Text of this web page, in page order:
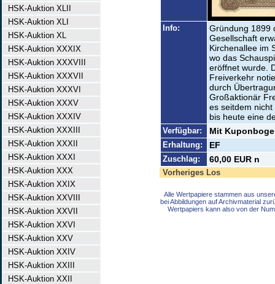
HSK-Auktion XLII
HSK-Auktion XLI
HSK-Auktion XL
HSK-Auktion XXXIX
HSK-Auktion XXXVIII
HSK-Auktion XXXVII
HSK-Auktion XXXVI
HSK-Auktion XXXV
HSK-Auktion XXXIV
HSK-Auktion XXXIII
HSK-Auktion XXXII
HSK-Auktion XXXI
HSK-Auktion XXX
HSK-Auktion XXIX
HSK-Auktion XXVIII
HSK-Auktion XXVII
HSK-Auktion XXVI
HSK-Auktion XXV
HSK-Auktion XXIV
HSK-Auktion XXIII
HSK-Auktion XXII
Info:
Gründung 1899
Gesellschaft
Kirchenallee im
wo das
eröffnet wurde.
Freiverkehr
durch
Großaktionär
es seitdem
bis heute eine
Verfügbar: Mit
Erhaltung: EF
Zuschlag: 60,00 EUR n
Vorheriges Los
Alle Wertpapiere stammen aus
bei Abbildungen auf Archivmaterial
Wertpapiers kann also von der